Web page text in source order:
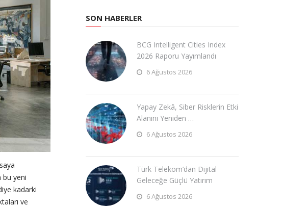
bu yeni
kadarki
ve
SON HABERLER
BCG Intelligent Cities Index
2026 Raporu Yayımlandı
6 Ağustos 2026
Yapay Zekâ, Siber Risklerin Etki
Alanını Yeniden …
6 Ağustos 2026
Türk Telekom’dan Dijital
Geleceğe Güçlü Yatırım
6 Ağustos 2026